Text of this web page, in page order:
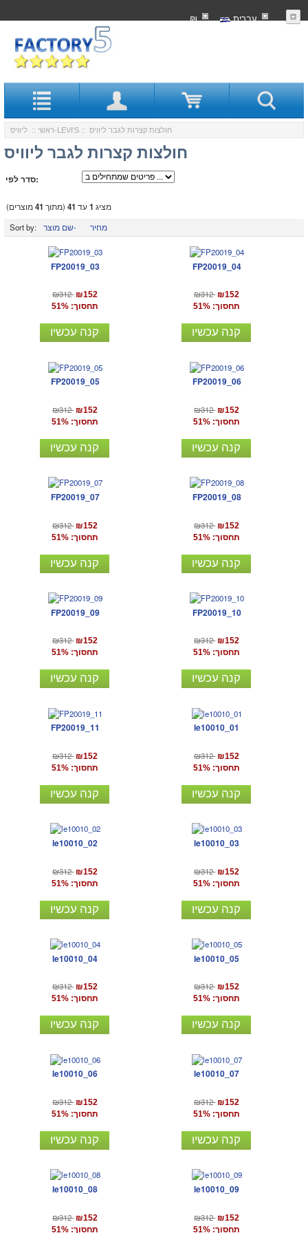
עִברִית ₪
ראשי :: ליוויס-LEVI'S :: חולצות קצרות לגבר ליוויס
חולצות קצרות לגבר ליוויס
סדר לפי:
מציג 1עד 41 (מתוך 41מוצרים)
Sort by:
שם מוצר- מחיר
FP20019_03
₪312 ₪152
תחסוך: 51%
קנה עכשיו
FP20019_04
₪312 ₪152
תחסוך: 51%
קנה עכשיו
FP20019_05
₪312 ₪152
תחסוך: 51%
קנה עכשיו
FP20019_06
₪312 ₪152
תחסוך: 51%
קנה עכשיו
FP20019_07
₪312 ₪152
תחסוך: 51%
קנה עכשיו
FP20019_08
₪312 ₪152
תחסוך: 51%
קנה עכשיו
FP20019_09
₪312 ₪152
תחסוך: 51%
קנה עכשיו
FP20019_10
₪312 ₪152
תחסוך: 51%
קנה עכשיו
FP20019_11
₪312 ₪152
תחסוך: 51%
קנה עכשיו
le10010_01
₪312 ₪152
תחסוך: 51%
קנה עכשיו
le10010_02
₪312 ₪152
תחסוך: 51%
קנה עכשיו
le10010_03
₪312 ₪152
תחסוך: 51%
קנה עכשיו
le10010_04
₪312 ₪152
תחסוך: 51%
קנה עכשיו
le10010_05
₪312 ₪152
תחסוך: 51%
קנה עכשיו
le10010_06
₪312 ₪152
תחסוך: 51%
קנה עכשיו
le10010_07
₪312 ₪152
תחסוך: 51%
קנה עכשיו
le10010_08
₪312 ₪152
תחסוך: 51%
le10010_09
₪312 ₪152
תחסוך: 51%